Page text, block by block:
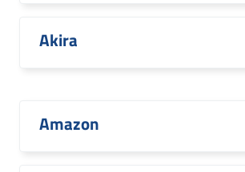
Akira
Amazon